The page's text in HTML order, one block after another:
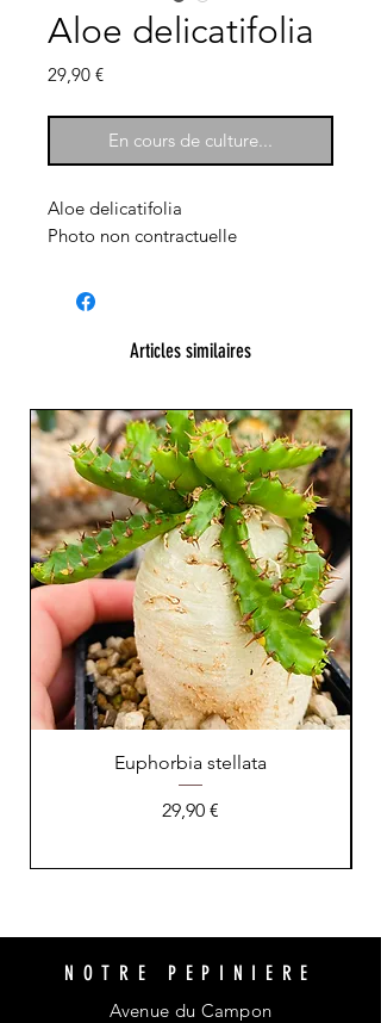
Aloe delicatifolia
29,90 €Prix
En cours de culture...
Aloe delicatifolia
Photo non contractuelle
Articles similaires
Euphorbia stellata
Prix
29,90 €
NOTRE PEPINIERE
Avenue du Campon